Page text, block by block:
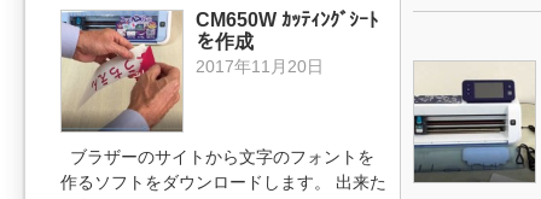
CM650W ｶｯﾃｨﾝｸﾞｼｰﾄ
を作成
2017年11月20日
ブラザーのサイトから文字のフォントを
作るソフトをダウンロードします。 出来た